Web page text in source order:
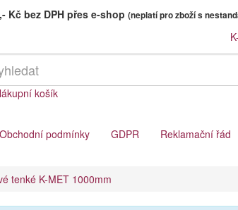
Kč bez DPH přes e-shop (neplatí pro zboží s
košík
Obchodní podmínky GDPR Reklamační řád
tenké K-MET 1000mm